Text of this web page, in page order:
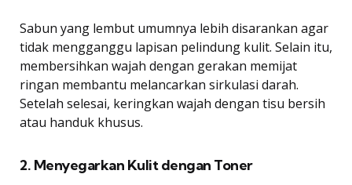
Sabun yang lembut umumnya lebih disarankan agar
tidak mengganggu lapisan pelindung kulit. Selain itu,
membersihkan wajah dengan gerakan memijat
ringan membantu melancarkan sirkulasi darah.
Setelah selesai, keringkan wajah dengan tisu bersih
atau handuk khusus.
2. Menyegarkan Kulit dengan Toner